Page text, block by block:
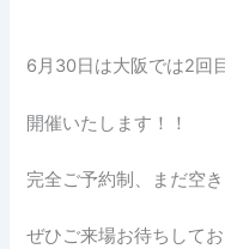
6月30日は大阪では2回
開催いたします！！
完全ご予約制、まだ空き
ぜひご来場お待ちしてお